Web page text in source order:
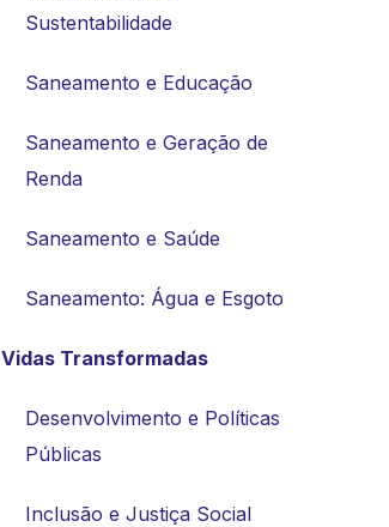
Sustentabilidade
Saneamento e Educação
Saneamento e Geração de
Renda
Saneamento e Saúde
Saneamento: Água e Esgoto
Vidas Transformadas
Desenvolvimento e Políticas
Públicas
Inclusão e Justiça Social